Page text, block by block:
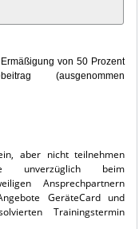
von 50 Prozent
(ausgenommen
aber nicht teilnehmen
beim
Ansprechpartnern
GeräteCard und
Trainingstermin